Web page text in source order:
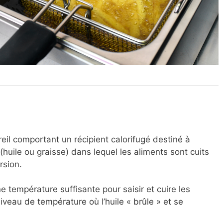
comportant un récipient calorifugé destiné à
ou graisse) dans lequel les aliments sont cuits
température suffisante pour saisir et cuire les
de température où l’huile « brûle » et se